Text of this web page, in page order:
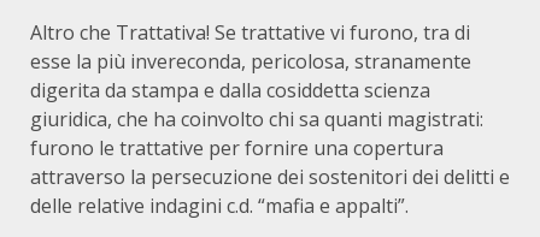
Altro che Trattativa! Se trattative vi furono, tra di
esse la più invereconda, pericolosa, stranamente
digerita da stampa e dalla cosiddetta scienza
giuridica, che ha coinvolto chi sa quanti magistrati:
furono le trattative per fornire una copertura
attraverso la persecuzione dei sostenitori dei delitti e
delle relative indagini c.d. “mafia e appalti”.